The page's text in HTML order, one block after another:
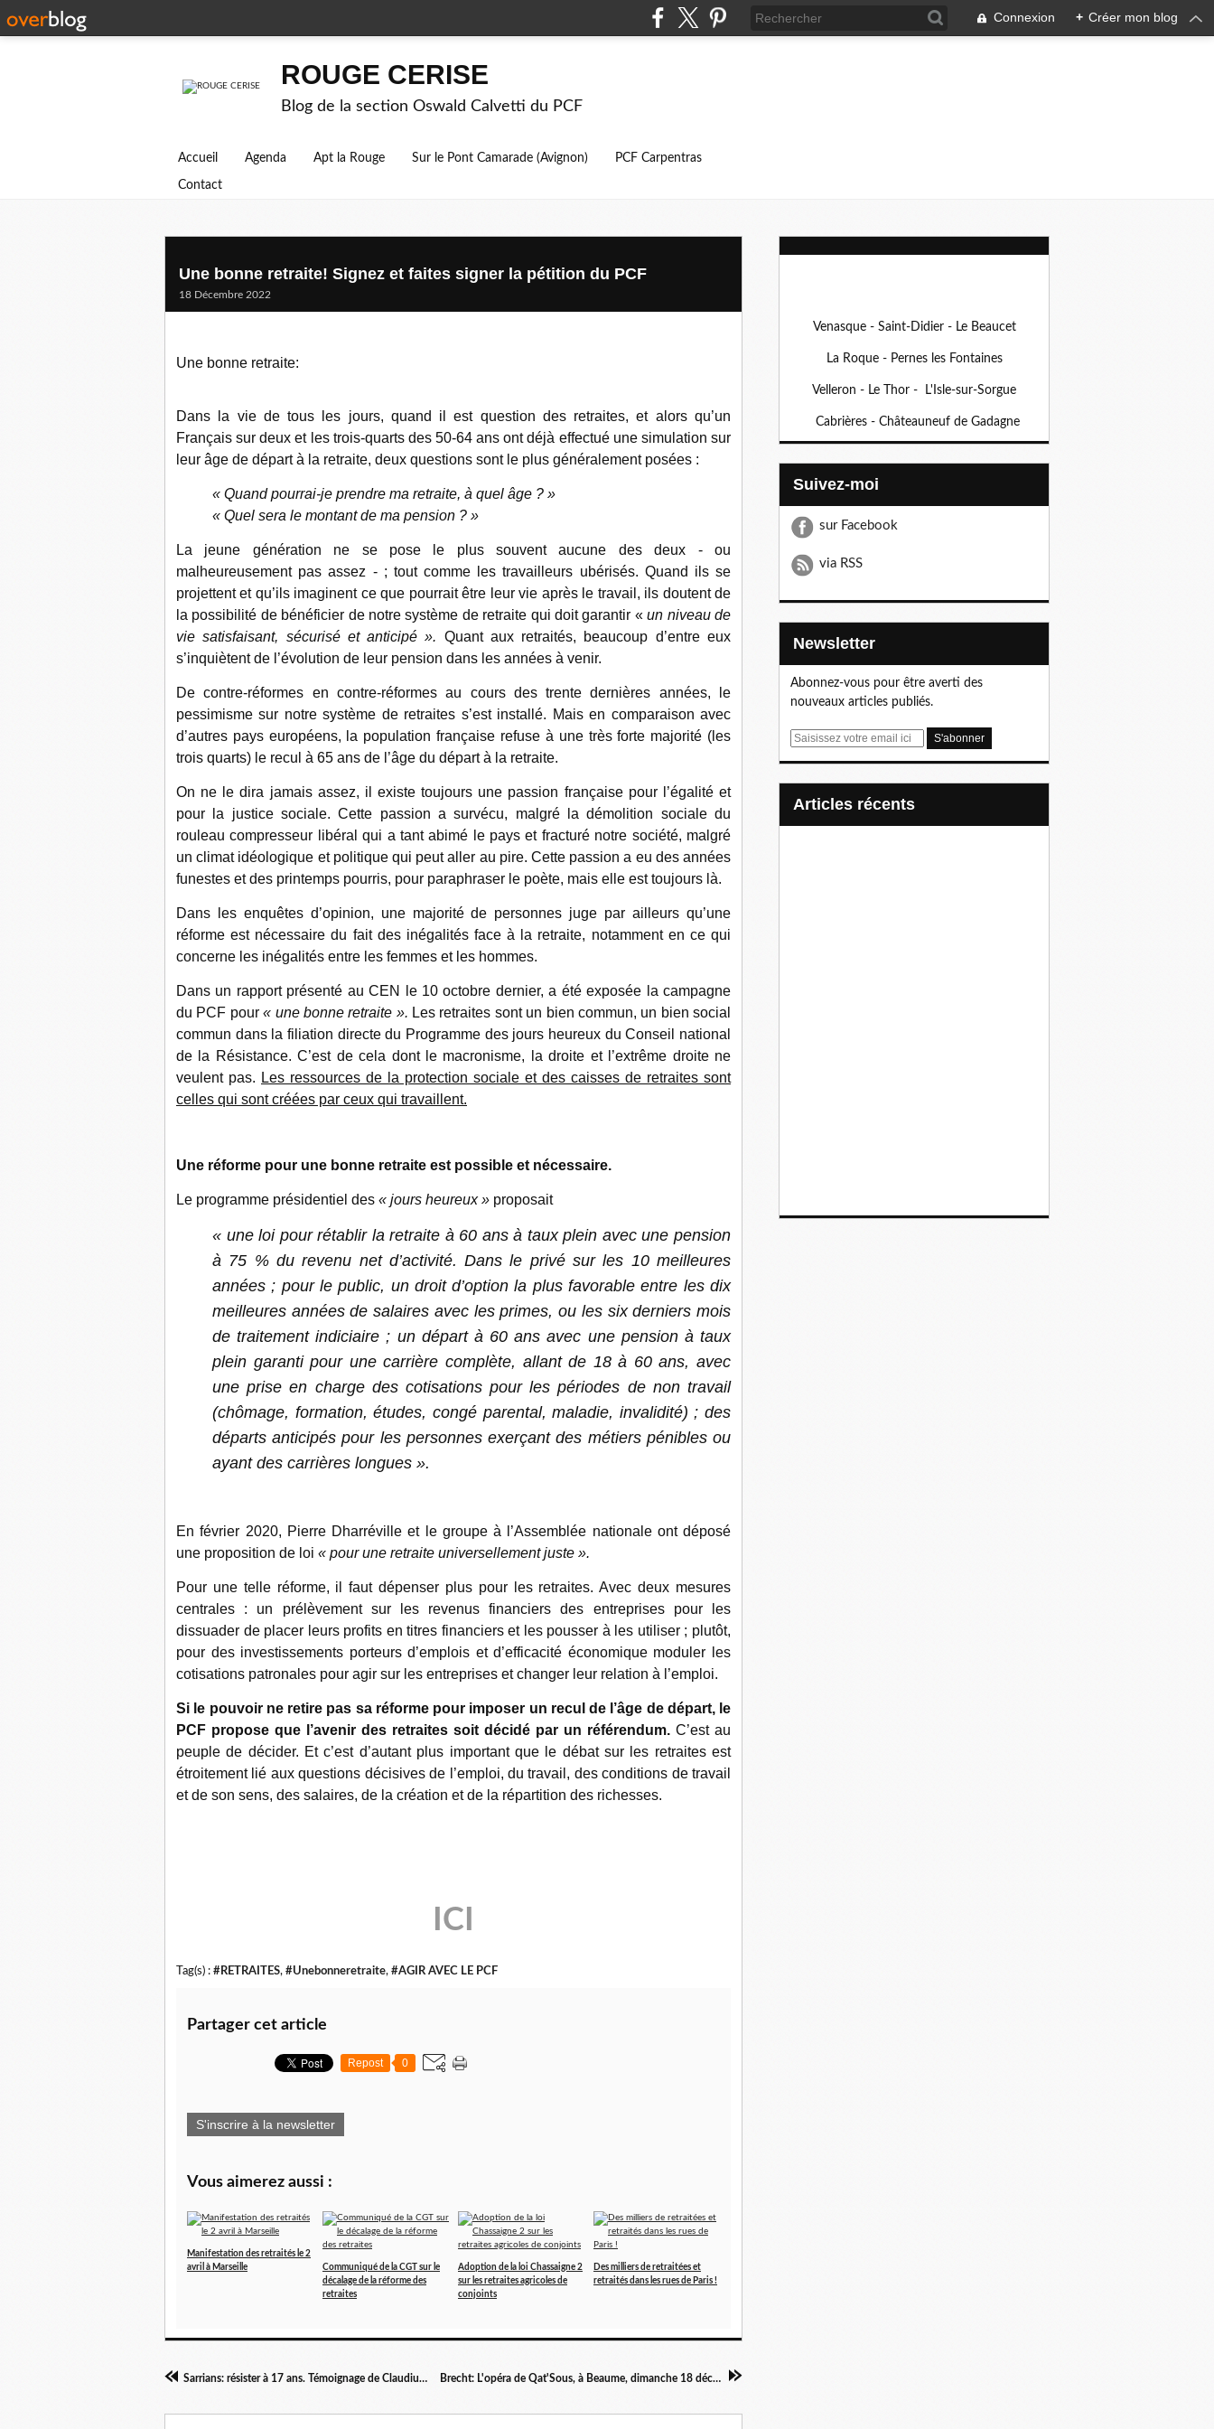
Connexion + Créer mon blog
ROUGE CERISE
Blog de la section Oswald Calvetti du PCF
Accueil Agenda Apt la Rouge Sur le Pont Camarade (Avignon) PCF Carpentras
Contact
Une bonne retraite! Signez et faites signer la pétition du PCF
18 Décembre 2022
Une bonne retraite:
Dans la vie de tous les jours, quand il est question des retraites, et alors qu’un
Français sur deux et les trois-quarts des 50-64 ans ont déjà effectué une simulation sur
leur âge de départ à la retraite, deux questions sont le plus généralement posées :
« Quand pourrai-je prendre ma retraite, à quel âge ? »
« Quel sera le montant de ma pension ? »
La jeune génération ne se pose le plus souvent aucune des deux - ou
malheureusement pas assez - ; tout comme les travailleurs ubérisés. Quand ils se
projettent et qu’ils imaginent ce que pourrait être leur vie après le travail, ils doutent de
la possibilité de bénéficier de notre système de retraite qui doit garantir «un niveau de
vie satisfaisant, sécurisé et anticipé ». Quant aux retraités, beaucoup d’entre eux
s’inquiètent de l’évolution de leur pension dans les années à venir.
De contre-réformes en contre-réformes au cours des trente dernières années, le
pessimisme sur notre système de retraites s’est installé. Mais en comparaison avec
d’autres pays européens, la population française refuse à une très forte majorité (les
trois quarts) le recul à 65 ans de l’âge du départ à la retraite.
On ne le dira jamais assez, il existe toujours une passion française pour l’égalité et
pour la justice sociale. Cette passion a survécu, malgré la démolition sociale du
rouleau compresseur libéral qui a tant abimé le pays et fracturé notre société, malgré
un climat idéologique et politique qui peut aller au pire. Cette passion a eu des années
funestes et des printemps pourris, pour paraphraser le poète, mais elle est toujours là.
Dans les enquêtes d’opinion, une majorité de personnes juge par ailleurs qu’une
réforme est nécessaire du fait des inégalités face à la retraite, notamment en ce qui
concerne les inégalités entre les femmes et les hommes.
Dans un rapport présenté au CEN le 10 octobre dernier, a été exposée la campagne
du PCF pour« une bonne retraite ». Les retraites sont un bien commun, un bien social
commun dans la filiation directe du Programme des jours heureux du Conseil national
de la Résistance. C’est de cela dont le macronisme, la droite et l’extrême droite ne
veulent pas. Les ressources de la protection sociale et des caisses de retraites sont
celles qui sont créées par ceux qui travaillent.
Une réforme pour une bonne retraite est possible et nécessaire.
Le programme présidentiel des « jours heureux » proposait
« une loi pour rétablir la retraite à 60 ans à taux plein avec une pension
à 75 % du revenu net d’activité. Dans le privé sur les 10 meilleures
années ; pour le public, un droit d’option la plus favorable entre les dix
meilleures années de salaires avec les primes, ou les six derniers mois
de traitement indiciaire ; un départ à 60 ans avec une pension à taux
plein garanti pour une carrière complète, allant de 18 à 60 ans, avec
une prise en charge des cotisations pour les périodes de non travail
(chômage, formation, études, congé parental, maladie, invalidité) ; des
départs anticipés pour les personnes exerçant des métiers pénibles ou
ayant des carrières longues ».
En février 2020, Pierre Dharréville et le groupe à l’Assemblée nationale ont déposé
une proposition de loi « pour une retraite universellement juste ».
Pour une telle réforme, il faut dépenser plus pour les retraites. Avec deux mesures
centrales : un prélèvement sur les revenus financiers des entreprises pour les
dissuader de placer leurs profits en titres financiers et les pousser à les utiliser ; plutôt,
pour des investissements porteurs d’emplois et d’efficacité économique moduler les
cotisations patronales pour agir sur les entreprises et changer leur relation à l’emploi.
Si le pouvoir ne retire pas sa réforme pour imposer un recul de l’âge de départ, le
PCF propose que l’avenir des retraites soit décidé par un référendum. C’est au
peuple de décider. Et c’est d’autant plus important que le débat sur les retraites est
étroitement lié aux questions décisives de l’emploi, du travail, des conditions de travail
et de son sens, des salaires, de la création et de la répartition des richesses.
ICI
Tag(s) : #RETRAITES, #Unebonneretraite, #AGIR AVEC LE PCF
Partager cet article
Repost 0
S'inscrire à la newsletter
Vous aimerez aussi :
Manifestation des retraités le 2
avril à Marseille
Communiqué de la CGT sur le
décalage de la réforme des
retraites
Adoption de la loi Chassaigne 2
sur les retraites agricoles de
conjoints
Des milliers de retraitées et
retraités dans les rues de Paris !
Sarrians: résister à 17 ans. Témoignage de Claudius Vard Brecht: L'opéra de Qat'Sous, à Beaume, dimanche 18 décembre.
Venasque - Saint-Didier - Le Beaucet
La Roque - Pernes les Fontaines
Velleron - Le Thor - L'Isle-sur-Sorgue
Cabrières - Châteauneuf de Gadagne
Suivez-moi
sur Facebook
via RSS
Newsletter
Abonnez-vous pour être averti des
nouveaux articles publiés.
E
articles récents